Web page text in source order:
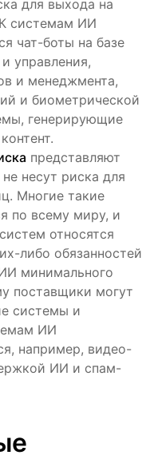
для выхода на
системам ИИ
чат-боты на базе
управления,
и менеджмента,
и биометрической
генерирующие
представляют
несут риска для
Многие такие
по всему миру, и
относятся
либо обязанностей
минимального
поставщики могут
системы и
ИИ
например, видео-
ИИ и спам-